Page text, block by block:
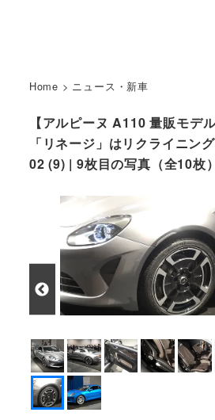
Home > ニュース・新車
【アルピーヌ A110 量販モデ
「リネージ」はリクライニン
02 (9) | 9枚目の写真（全10枚）